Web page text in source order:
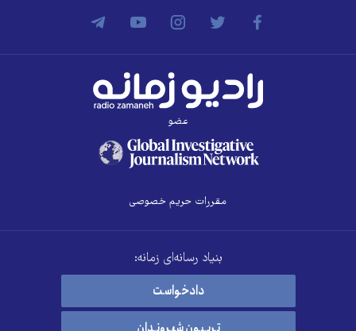
عضو
مقررات حریم خصوصی
بنیاد رسانه‌ای زمانه:
دادخواست